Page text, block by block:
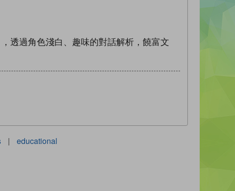
透過角色淺白、趣味的對話解析，饒富文
| educational